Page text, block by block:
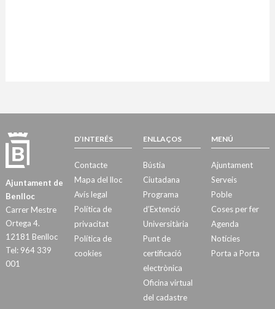
Ajuntament de
Benlloc
Carrer Mestre
Ortega 4.
12181 Benlloc
Tel: 964 339
001
D’INTERÉS
Contacte
Mapa del lloc
Avís legal
Política de
privacitat
Política de
cookies
ENLLAÇOS
Bústia
Ciutadana
Programa
d’Extenció
Universitària
Punt de
certificació
electrònica
Oficina virtual
del cadastre
MENÚ
Ajuntament
Serveis
Poble
Coses per fer
Agenda
Notícies
Porta a Porta